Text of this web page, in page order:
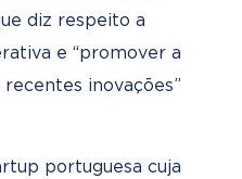
diz respeito a
e “promover a
inovações”
portuguesa cuja